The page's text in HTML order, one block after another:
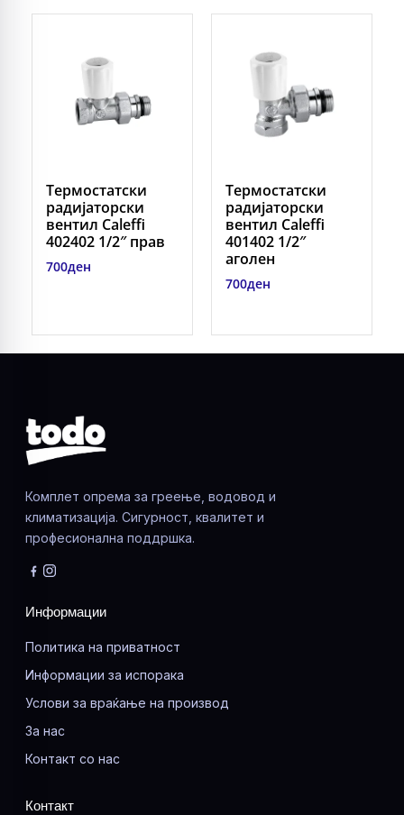
Термостатски
радијаторски
вентил Caleffi
402402 1/2″ прав
700ден
Термостатски
радијаторски
вентил Caleffi
401402 1/2″
аголен
700ден
Комплет опрема за греење, водовод и
климатизација. Сигурност, квалитет и
професионална поддршка.
Информации
Политика на приватност
Информации за испорака
Услови за враќање на производ
За нас
Контакт со нас
Контакт